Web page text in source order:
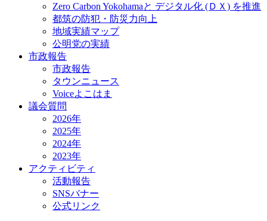
Zero Carbon Yokohamaと デジタル化 (ＤＸ) を推進
都筑の防犯・防災力向上
地域実績マップ
公明党の実績
市政報告
市政報告
タウンニュース
Voiceよこはま
議会質問
2026年
2025年
2024年
2023年
アクティビティ
活動報告
SNSバナー
公式リンク